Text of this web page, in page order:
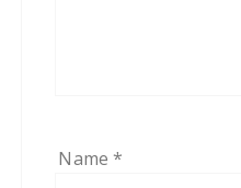
Name*